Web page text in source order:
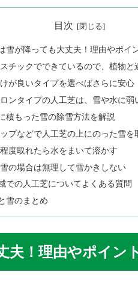
目次
雪が降っても大丈夫！理由やポイ
チックでできているので、植物と
が良いタイプを選べばさらに安心
ンタイプの人工芝は、雪や水に弱
積もった雪の除雪方法を解説
プなどで人工芝の上にのった雪を
度取れたら水をまいて溶かす
の場合は無理して雪かきしない
での人工芝についてよくある質問
雪のまとめ
夫！理由やポイン